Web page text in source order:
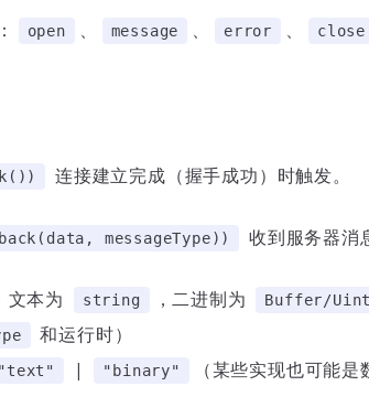
open 、 message 、 error 、 close
连接建立完成（握手成功）时触发。
messageType)) 收到服务器消
文本为 string ，二进制为 Buffer/
和运行时）
"text" | "binary" （某些实现也可能是